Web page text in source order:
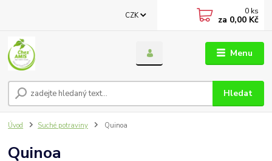
Menu
CZK
Hledat
0 ks
za 0,00 Kč
Úvod Suché potraviny Quinoa
Quinoa